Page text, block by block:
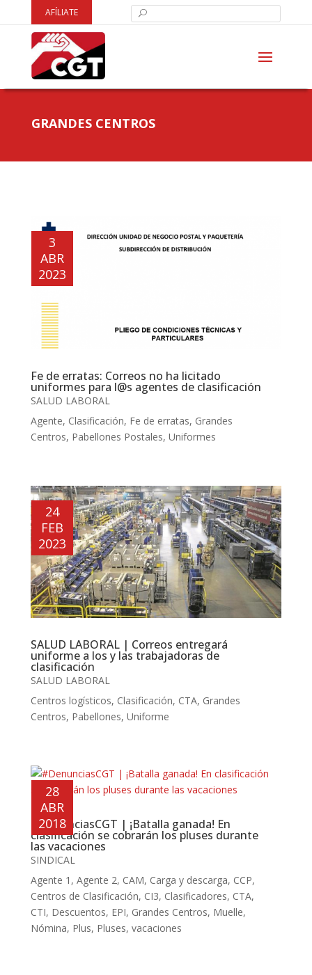
AFÍLIATE
GRANDES CENTROS
Fe de erratas: Correos no ha licitado
uniformes para l@s agentes de clasificación
3
ABR
2023
SALUD LABORAL
Agente, Clasificación, Fe de erratas, Grandes
Centros, Pabellones Postales, Uniformes
SALUD LABORAL | Correos entregará
uniforme a los y las trabajadoras de
clasificación
24
FEB
2023
SALUD LABORAL
Centros logísticos, Clasificación, CTA, Grandes
Centros, Pabellones, Uniforme
#DenunciasCGT | ¡Batalla ganada! En
clasificación se cobrarán los pluses durante
las vacaciones
28
ABR
2018
SINDICAL
Agente 1 , Agente 2, CAM, Carga y descarga, CCP,
Centros de Clasificación, CI3, Clasificadores, CTA,
CTI, Descuentos, EPI, Grandes Centros, Muelle,
Nómina, Plus, Pluses, vacaciones